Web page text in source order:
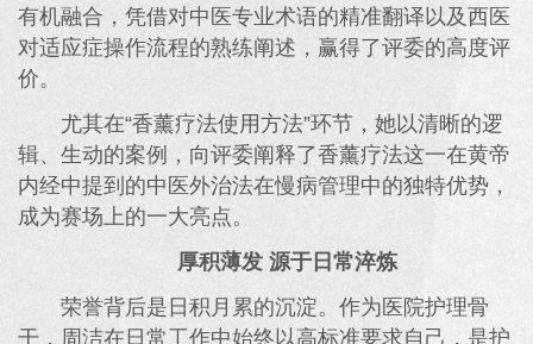
有机融合，凭借对中医专业术语的精准翻译以及西医
对适应症操作流程的熟练阐述，赢得了评委的高度评
价。
尤其在“香薰疗法使用方法”环节，她以清晰的逻
辑、生动的案例，向评委阐释了香薰疗法这一在黄帝
内经中提到的中医外治法在慢病管理中的独特优势，
成为赛场上的一大亮点。
厚积薄发 源于日常淬炼
荣誉背后是日积月累的沉淀。作为医院护理骨
干，周洁在日常工作中始终以高标准要求自己，是护